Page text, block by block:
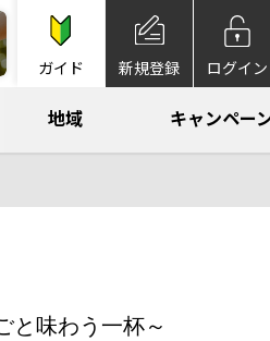
ガイド 新規登録 ログイン
地域 キャンペー
と味わう一杯～